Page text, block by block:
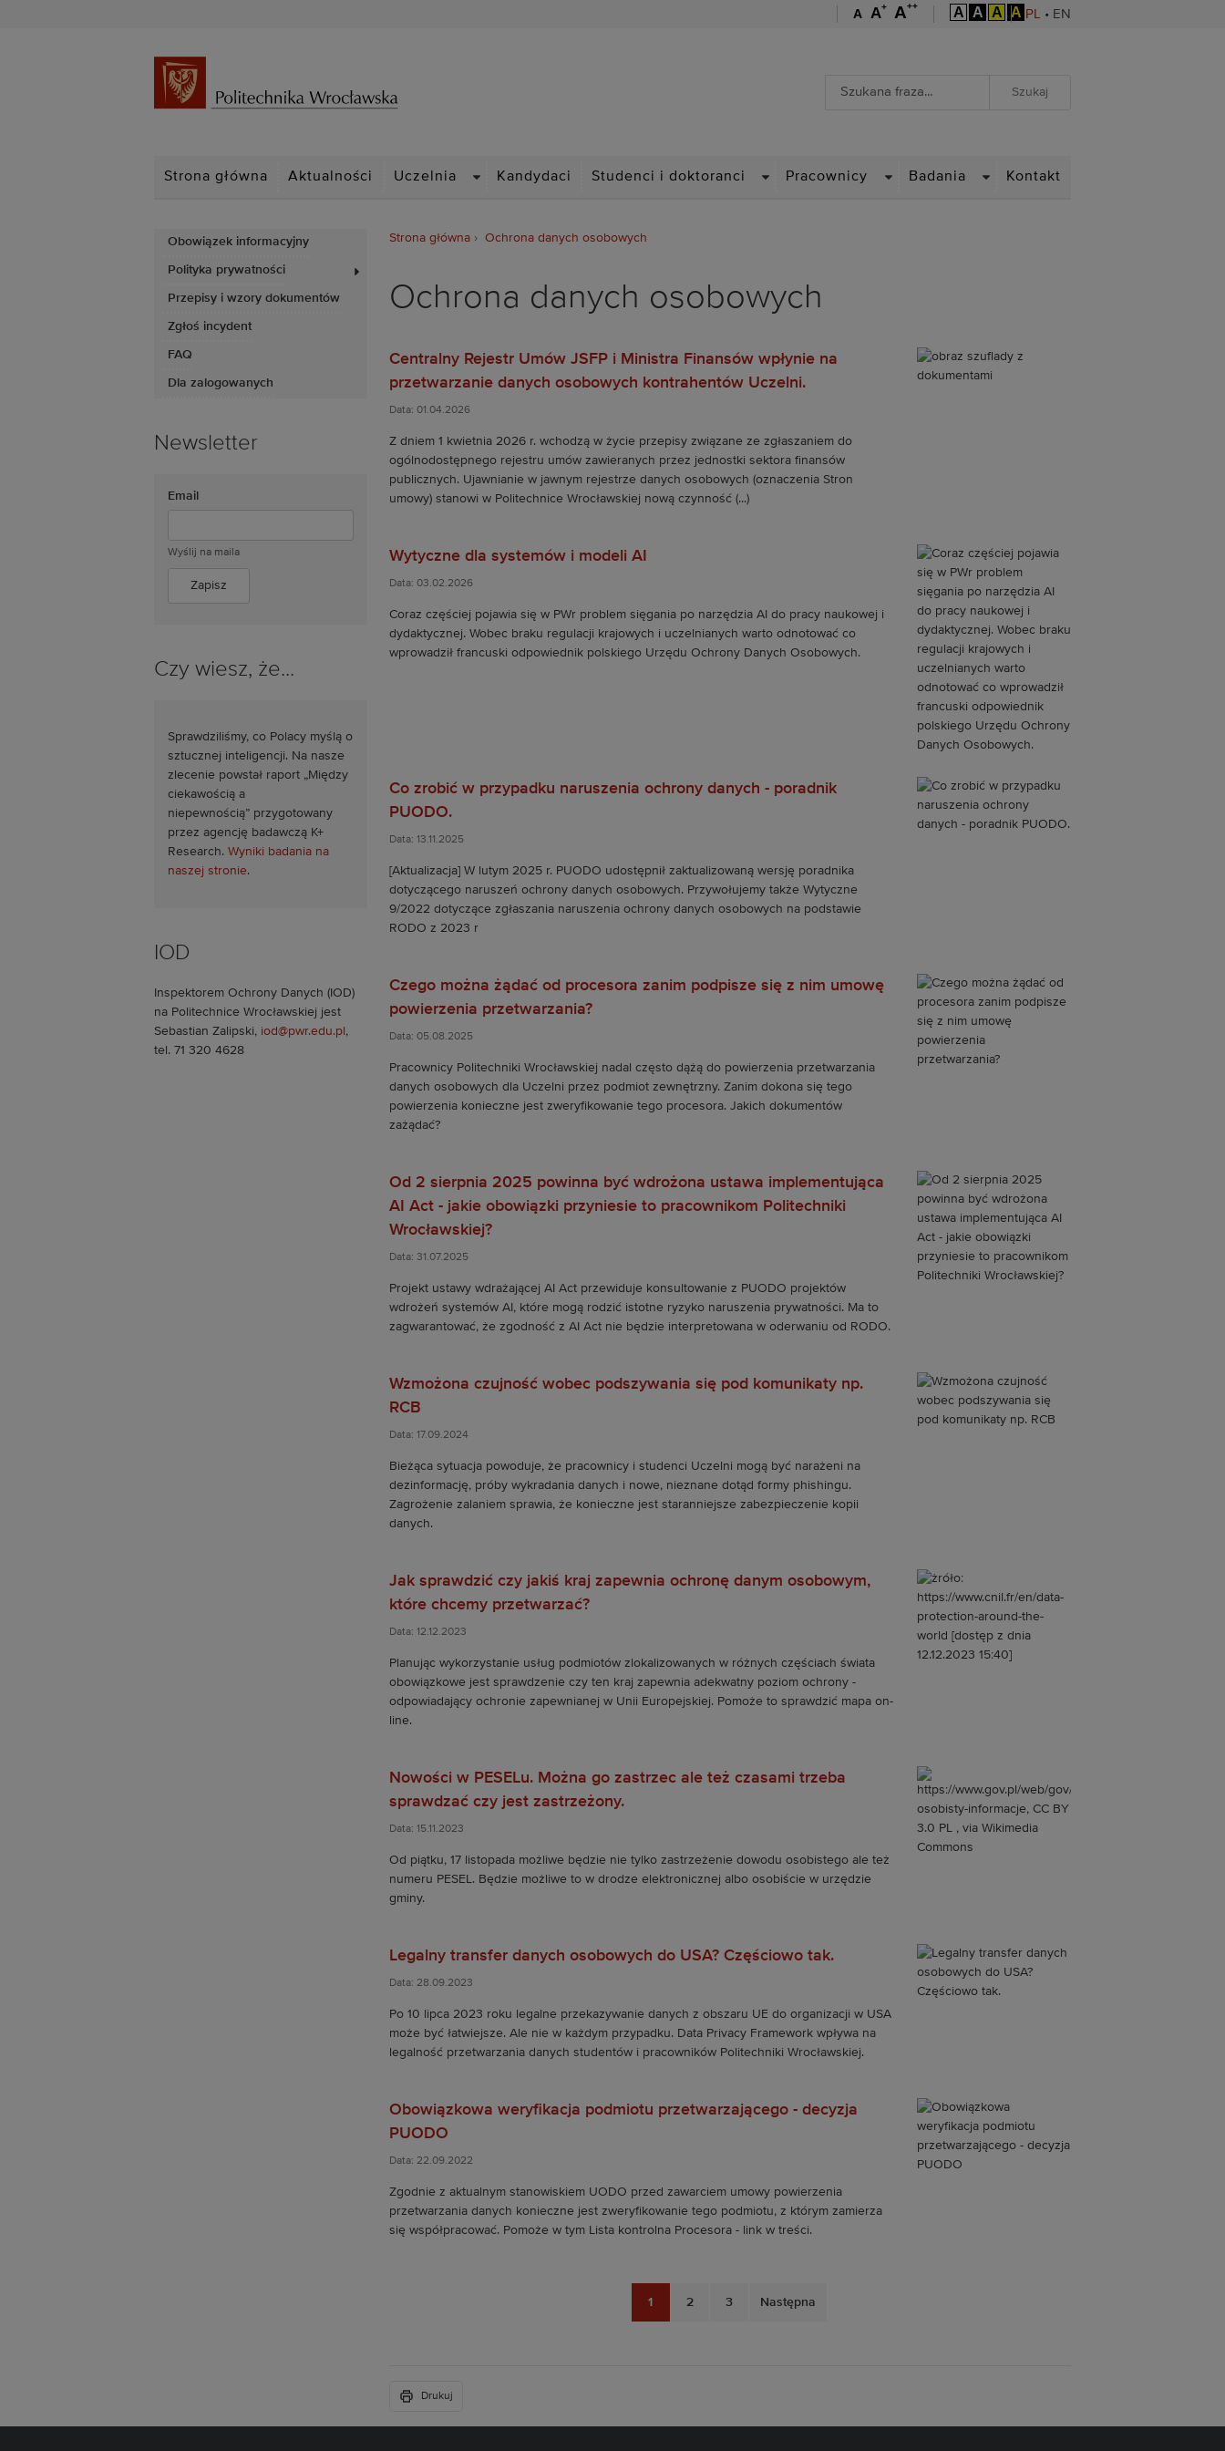
A A+ A++ A A A A PL • EN
Wyszukiwarka
Strona główna Aktualności Uczelnia Kandydaci Studenci i doktoranci Pracownicy Badania Kontakt
Obowiązek informacyjny
Polityka prywatności
Przepisy i wzory dokumentów
Zgłoś incydent
FAQ
Dla zalogowanych
Newsletter
Email
Wyślij na maila
Czy wiesz, że...
Sprawdziliśmy, co Polacy myślą o
sztucznej inteligencji. Na nasze
zlecenie powstał raport „Między
ciekawością a
niepewnością” przygotowany
przez agencję badawczą K+
Research. Wyniki badania na
naszej stronie.
IOD
Inspektorem Ochrony Danych (IOD)
na Politechnice Wrocławskiej jest
Sebastian Zalipski, iod@pwr.edu.pl ,
tel. 71 320 4628
Strona główna Ochrona danych osobowych
Ochrona danych osobowych
Centralny Rejestr Umów JSFP i Ministra Finansów wpłynie na
przetwarzanie danych osobowych kontrahentów Uczelni.
Data: 01.04.2026
Z dniem 1 kwietnia 2026 r. wchodzą w życie przepisy związane ze zgłaszaniem do
ogólnodostępnego rejestru umów zawieranych przez jednostki sektora finansów
publicznych. Ujawnianie w jawnym rejestrze danych osobowych (oznaczenia Stron
umowy) stanowi w Politechnice Wrocławskiej nową czynność (...)
Wytyczne dla systemów i modeli AI
Data: 03.02.2026
Coraz częściej pojawia się w PWr problem sięgania po narzędzia AI do pracy naukowej i
dydaktycznej. Wobec braku regulacji krajowych i uczelnianych warto odnotować co
wprowadził francuski odpowiednik polskiego Urzędu Ochrony Danych Osobowych.
Co zrobić w przypadku naruszenia ochrony danych - poradnik
PUODO.
Data: 13.11.2025
[Aktualizacja] W lutym 2025 r. PUODO udostępnił zaktualizowaną wersję poradnika
dotyczącego naruszeń ochrony danych osobowych. Przywołujemy także Wytyczne
9/2022 dotyczące zgłaszania naruszenia ochrony danych osobowych na podstawie
RODO z 2023 r
Czego można żądać od procesora zanim podpisze się z nim umowę
powierzenia przetwarzania?
Data: 05.08.2025
Pracownicy Politechniki Wrocławskiej nadal często dążą do powierzenia przetwarzania
danych osobowych dla Uczelni przez podmiot zewnętrzny. Zanim dokona się tego
powierzenia konieczne jest zweryfikowanie tego procesora. Jakich dokumentów
zażądać?
Od 2 sierpnia 2025 powinna być wdrożona ustawa implementująca
AI Act - jakie obowiązki przyniesie to pracownikom Politechniki
Wrocławskiej?
Data: 31.07.2025
Projekt ustawy wdrażającej AI Act przewiduje konsultowanie z PUODO projektów
wdrożeń systemów AI, które mogą rodzić istotne ryzyko naruszenia prywatności. Ma to
zagwarantować, że zgodność z AI Act nie będzie interpretowana w oderwaniu od RODO.
Wzmożona czujność wobec podszywania się pod komunikaty np.
RCB
Data: 17.09.2024
Bieżąca sytuacja powoduje, że pracownicy i studenci Uczelni mogą być narażeni na
dezinformację, próby wykradania danych i nowe, nieznane dotąd formy phishingu.
Zagrożenie zalaniem sprawia, że konieczne jest staranniejsze zabezpieczenie kopii
danych.
Jak sprawdzić czy jakiś kraj zapewnia ochronę danym osobowym,
które chcemy przetwarzać?
Data: 12.12.2023
Planując wykorzystanie usług podmiotów zlokalizowanych w różnych częściach świata
obowiązkowe jest sprawdzenie czy ten kraj zapewnia adekwatny poziom ochrony -
odpowiadający ochronie zapewnianej w Unii Europejskiej. Pomoże to sprawdzić mapa on-
line.
Nowości w PESELu. Można go zastrzec ale też czasami trzeba
sprawdzać czy jest zastrzeżony.
Data: 15.11.2023
Od piątku, 17 listopada możliwe będzie nie tylko zastrzeżenie dowodu osobistego ale też
numeru PESEL. Będzie możliwe to w drodze elektronicznej albo osobiście w urzędzie
gminy.
Legalny transfer danych osobowych do USA? Częściowo tak.
Data: 28.09.2023
Po 10 lipca 2023 roku legalne przekazywanie danych z obszaru UE do organizacji w USA
może być łatwiejsze. Ale nie w każdym przypadku. Data Privacy Framework wpływa na
legalność przetwarzania danych studentów i pracowników Politechniki Wrocławskiej.
Obowiązkowa weryfikacja podmiotu przetwarzającego - decyzja
PUODO
Data: 22.09.2022
Zgodnie z aktualnym stanowiskiem UODO przed zawarciem umowy powierzenia
przetwarzania danych konieczne jest zweryfikowanie tego podmiotu, z którym zamierza
się współpracować. Pomoże w tym Lista kontrolna Procesora - link w treści.
1 2 3 Następna
Drukuj